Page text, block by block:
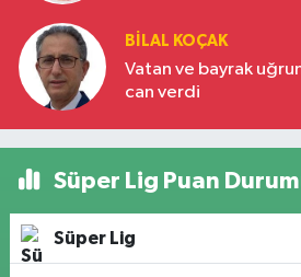
BILAL KOÇAK
Vatan ve bayrak
can verdi
Süper Lig Puan
Süper Lig